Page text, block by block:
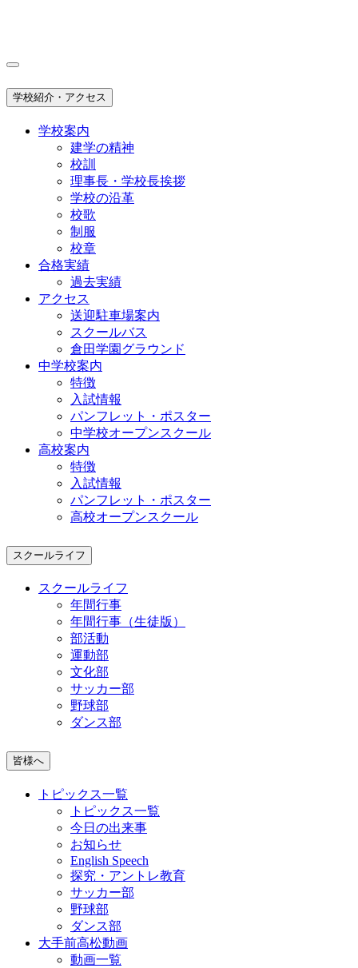
学校紹介・アクセス
学校案内
建学の精神
校訓
理事長・学校長挨拶
学校の沿革
校歌
制服
校章
合格実績
過去実績
アクセス
送迎駐車場案内
スクールバス
倉田学園グラウンド
中学校案内
特徴
入試情報
パンフレット・ポスター
中学校オープンスクール
高校案内
特徴
入試情報
パンフレット・ポスター
高校オープンスクール
スクールライフ
スクールライフ
年間行事
年間行事（生徒版）
部活動
運動部
文化部
サッカー部
野球部
ダンス部
皆様へ
トピックス一覧
トピックス一覧
今日の出来事
お知らせ
English Speech
探究・アントレ教育
サッカー部
野球部
ダンス部
大手前高松動画
動画一覧